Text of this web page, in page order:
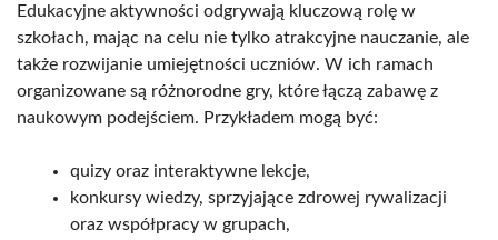
Edukacyjne aktywności odgrywają kluczową rolę w
szkołach, mając na celu nie tylko atrakcyjne nauczanie, ale
także rozwijanie umiejętności uczniów. W ich ramach
organizowane są różnorodne gry, które łączą zabawę z
naukowym podejściem. Przykładem mogą być:
quizy oraz interaktywne lekcje,
konkursy wiedzy, sprzyjające zdrowej rywalizacji
oraz współpracy w grupach,